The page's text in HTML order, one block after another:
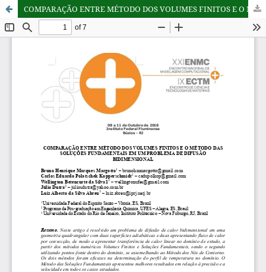
COMPARAÇÃO ENTRE MÉTODO DOS VOLUMES FINITOS E O MÉTODO DAS SOLUÇÕES FUNDAMENTAIS EM UM PROBLEMA DE DIFUSÃO BIDIMENSIONAL